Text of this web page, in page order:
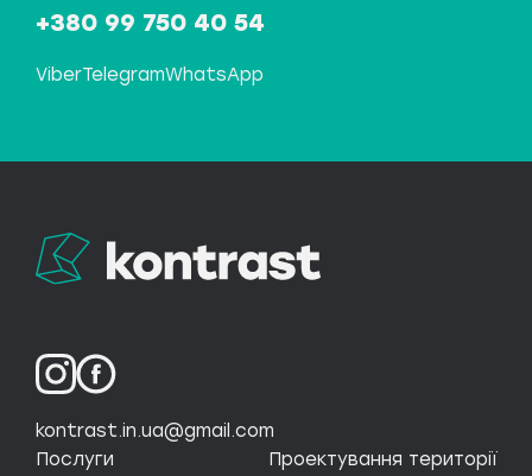
+380 99 750 40 54
ViberTelegramWhatsApp
kontrast.in.ua@gmail.com
Послуги
Проектування території